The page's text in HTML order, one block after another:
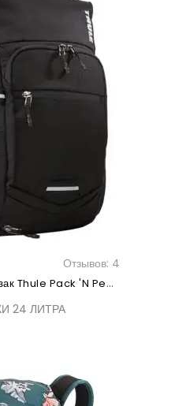
Отзывов: 4
Велосипедный Рюкзак Thule Pack 'n Pedal Commuter Backpack
24 ЛИТРА